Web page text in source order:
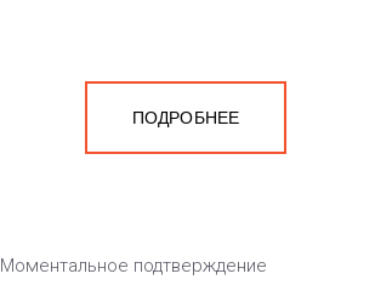
ПОДРОБНЕЕ
Моментальное подтверждение